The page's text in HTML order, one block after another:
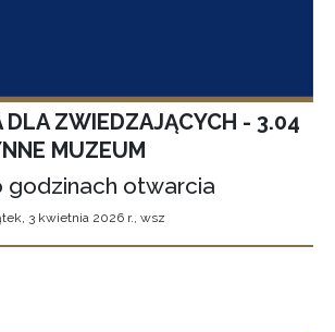
DLA ZWIEDZAJĄCYCH - 3.04
MUZEUM
godzinach otwarcia
3 kwietnia 2026 r., wsz